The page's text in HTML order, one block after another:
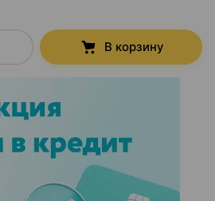
В корзину